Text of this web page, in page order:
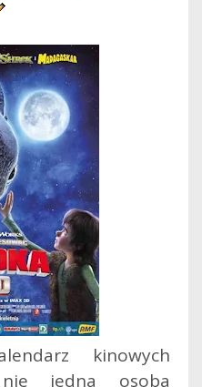
kinowych
jedna osoba